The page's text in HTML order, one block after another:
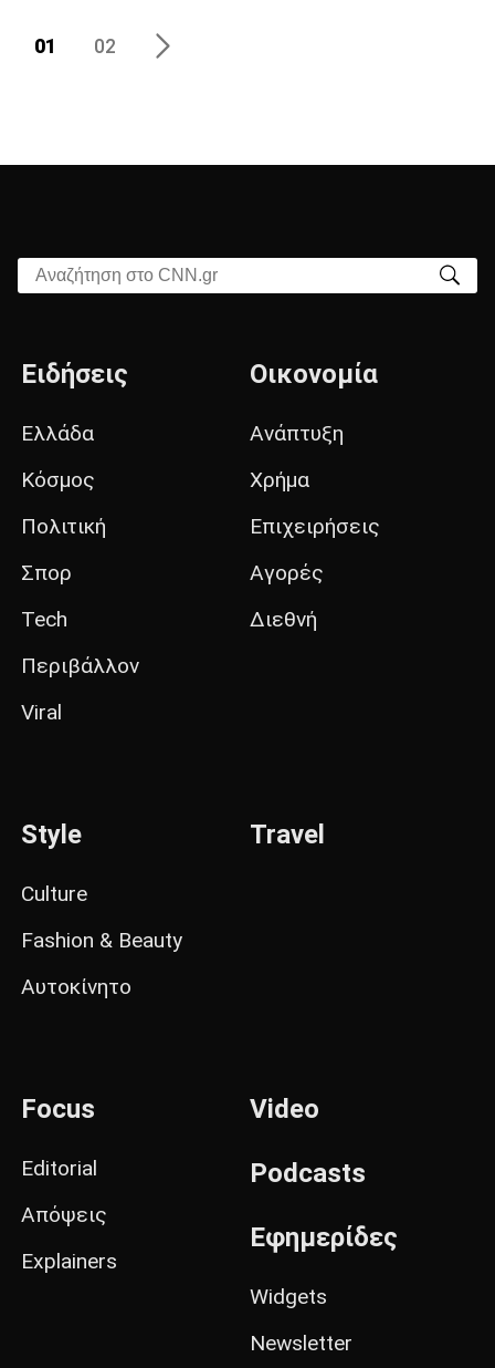
01 02
Αναζήτηση στο CNN.gr
Ειδήσεις
Ελλάδα
Κόσμος
Πολιτική
Σπορ
Tech
Περιβάλλον
Viral
Οικονομία
Ανάπτυξη
Χρήμα
Επιχειρήσεις
Αγορές
Διεθνή
Style
Culture
Fashion & Beauty
Αυτοκίνητο
Travel
Focus
Editorial
Απόψεις
Explainers
Video
Podcasts
Εφημερίδες
Widgets
Newsletter